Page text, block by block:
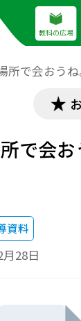
教科の広場
所で会おう
で会
資料
28日